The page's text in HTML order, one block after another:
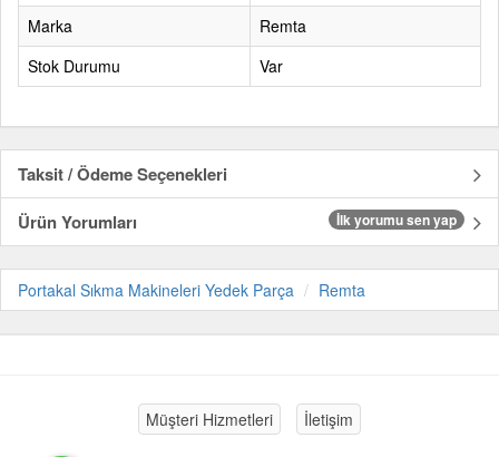
Marka
Remta
Stok Durumu
Var
Taksit / Ödeme Seçenekleri
Ürün Yorumları
İlk yorumu sen yap
Portakal Sıkma Makineleri Yedek Parça Remta
Müşteri Hizmetleri İletişim